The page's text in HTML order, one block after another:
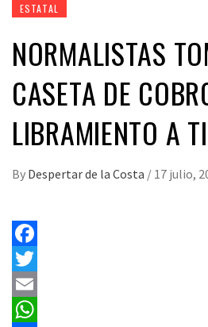
ESTATAL
NORMALISTAS
CASETA DE
LIBRAMIENTO A
By Despertar de la Costa / 17 julio,
Facebook
Twitter
Email